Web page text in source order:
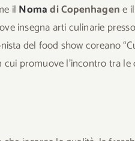
il Nomadi Copenhagene
insegna arti culinarie
del food show coreano
cui promuove l’incontro tra